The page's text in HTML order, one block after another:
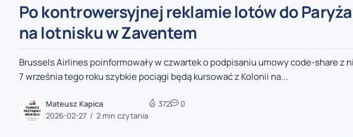
zaobserwuj nas
zaobserwuj nas
Po kontrowersyjnej reklamie lotów do
na lotnisku w Zaventem
Brussels Airlines poinformowały w czwartek o podpisaniu umowy code-share z
7 września tego roku szybkie pociągi będą kursować z Kolonii na...
Mateusz Kapica
2026-02-27
2 min czytania
372 0